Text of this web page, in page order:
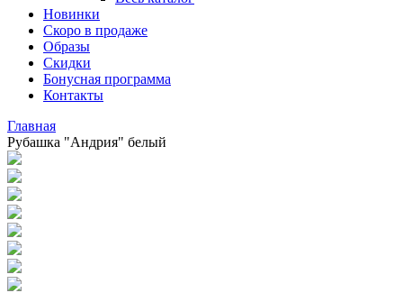
Новинки
Скоро в продаже
Образы
Скидки
Бонусная программа
Контакты
Главная
Рубашка "Андрия" белый